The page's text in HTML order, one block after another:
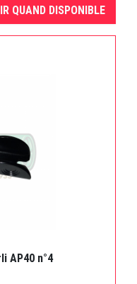
QUAND DISPONIBLE
AP40 n°4